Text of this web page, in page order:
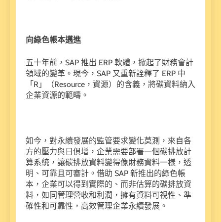
向綠色帳本邁進
五十年前， SAP 推出 ERP 軟體，掀起了財務會計
領域的變革。現今， SAP 又重新詮釋了 ERP 中
「 R 」（Resource ，資源）的含義，將碳資料納入
企業資源的範疇。
如今，對永續發展的監管要求變化莫測，來自各
方的壓力與日俱增，企業需要部署一個碳排放計
算系統，讓碳排放資料變得像財務資料一樣，透
明、可靠且可審計。借助 SAP 新推出的綠色帳
本，企業可以得到實際的、而非估算的碳排放資
料，如同管理營收和利潤，擁有資料可視性、準
確性和可靠性，高效管理企業永續發展。